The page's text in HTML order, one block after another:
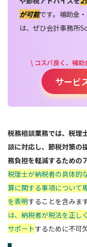
が可能です。補助金
は、ぜひ会計事務所
\ コスパ良く、補
サービ
税務相談業務では、税理
談に対応し、節税対策の
務負担を軽減するための
税理士が納税者の具体的
算に関する事項について
を表明することを含みま
は、納税者が税法を正し
サポートするために不可